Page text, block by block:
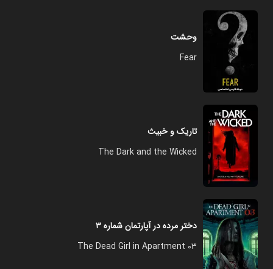
وحشت
Fear
تاریک و خبیث
The Dark and the Wicked
دختر مرده در آپارتمان شماره ۳
The Dead Girl in Apartment 03